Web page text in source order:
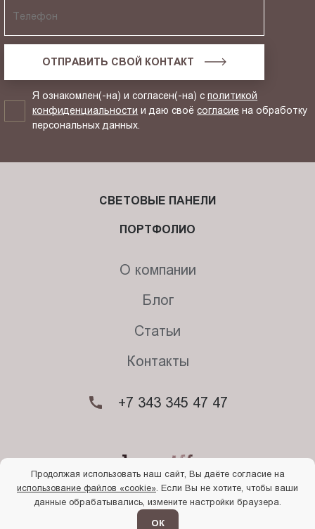
ОТПРАВИТЬ СВОЙ КОНТАКТ
Я ознакомлен(-на) и согласен(-на) сполитикой
конфиденциальности и даю своёсогласие на обработку
персональных данных.
© 2026. Begriff
Политика конфиденциальности
СВЕТОВЫЕ ПАНЕЛИ
ПОРТФОЛИО
О компании
Блог
Статьи
Контакты
+7 343 345 47 47
Продолжая использовать наш сайт, Вы даёте согласие на
использование файлов «cookie» . Если Вы не хотите, чтобы ваши
данные обрабатывались, измените настройки браузера.
ОК